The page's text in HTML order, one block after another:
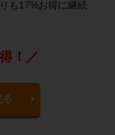
も17%お得に継続
！／
る